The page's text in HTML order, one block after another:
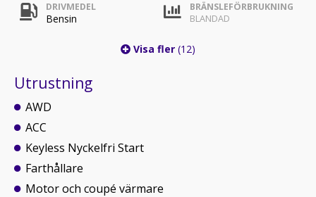
DRIVMEDEL
Bensin
BRÄNSLEFÖRBRUKNING
BLANDAD
Visa fler (12)
Utrustning
AWD
ACC
Keyless Nyckelfri Start
Farthållare
Motor och coupé värmare